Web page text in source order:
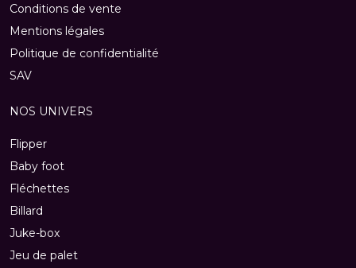
Conditions de vente
Mentions légales
Politique de confidentialité
SAV
NOS UNIVERS
Flipper
Baby foot
Fléchettes
Billard
Juke-box
Jeu de palet